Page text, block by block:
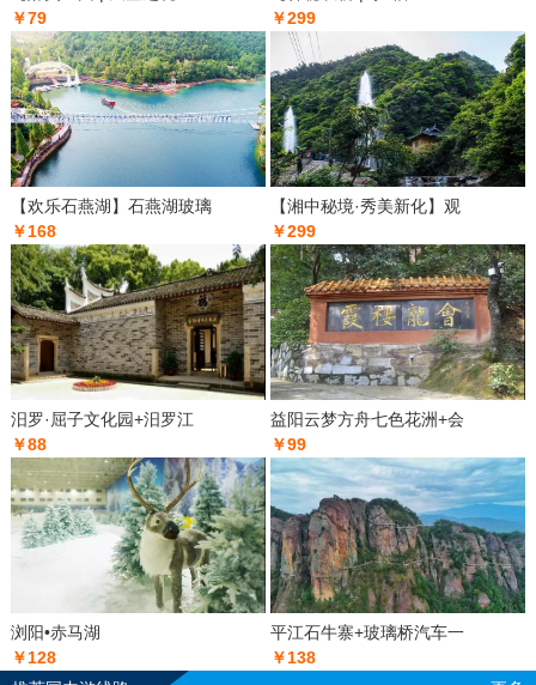
￥79
￥299
【欢乐石燕湖】石燕湖玻璃
￥168
【湘中秘境·秀美新化】观
￥299
汨罗·屈子文化园+汨罗江
￥88
益阳云梦方舟七色花洲+会
￥99
浏阳•赤马湖
￥128
平江石牛寨+玻璃桥汽车一
￥138